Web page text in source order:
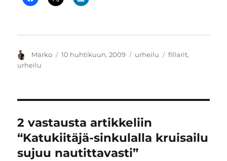
Kirjoittaja
Marko Julkaistu
10 huhtikuun, 2009 Kategoriat
urheilu Avainsanat
fillarit,
urheilu
2 vastausta artikkeliin
“Katukiitäjä-sinkulalla kruisailu
sujuu nautittavasti”